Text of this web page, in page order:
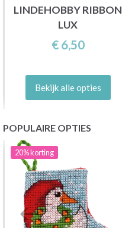
LINDEHOBBY RIBBON
LUX
€ 6,50
Bekijk alle opties
POPULAIRE OPTIES
20%korting